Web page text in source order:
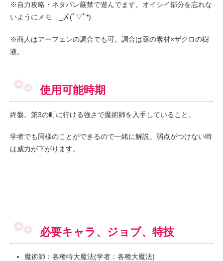
※自力攻略・ネタバレ厳禁で遊んでます。オイシイ部分を忘れな
いようにメモ…_〆(ﾟ▽ﾟ*)
※商人はアーフェンの調合でも可。調合は薬の素材×ザクロの樹
液。
使用可能時期
終盤。第3の町に行ける強さで魔術師を入手していること。
学者でも同様のことができるので一緒に解説。弱点がつけない時
は威力が下がります。
必要キャラ、ジョブ、特技
魔術師：各種特大魔法(学者：各種大魔法)